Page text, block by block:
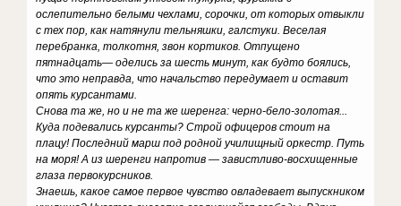
ослепительно белыми чехлами, сорочки, от которых отвыкли
с тех пор, как натянули тельняшки, галстуки. Веселая
перебранка, толкотня, звон кортиков. Отпущено
пятнадцать— оделись за шесть минут, как будто боялись,
что это неправда, что начальство передумает и оставит
опять курсантами.
Снова та же, но и не та же шеренга: черно-бело-золотая...
Куда подевались курсанты? Строй офицеров стоит на
плацу! Последний марш под родной училищный оркестр. Путь
на моря! А из шеренги напротив — завистливо-восхищенные
глаза первокурсников.
Знаешь, какое самое первое чувство овладевает выпускником